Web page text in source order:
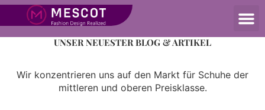
UNSER Blog
UNSER NEUESTER BLOG & ARTIKEL
Wir konzentrieren uns auf den Markt für Schuhe der
mittleren und oberen Preisklasse.